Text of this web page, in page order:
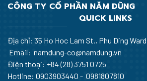
CÔNG TY CỔ PHẦN NĂM DŨNG
QUICK LINKS
Địa chỉ: 35 Ho Hoc Lam St., Phu Ding
Email: namdung-co@namdung.vn
Điện thoại: +84 (28) 3751 0725
Hotline: 0903903440 - 0981807810